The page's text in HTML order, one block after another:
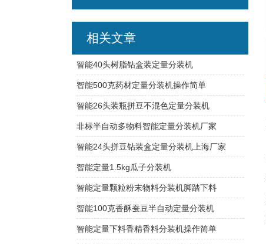
相关文章
智能40头树脂钻盒装定量分装机
智能500克药材定量分装机操作简单
智能26头装瓶拼豆不混色定量分装机
非标半自动多物料智能定量分装机厂家
智能24头拼豆钻装盒定量分装机上海厂家
智能定量1.5kg瓜子分装机
智能定量颗粒粉末物料分装机脚踏下料
智能100克香酥蚕豆半自动定量分装机
智能定量下料香精香料分装机操作简单